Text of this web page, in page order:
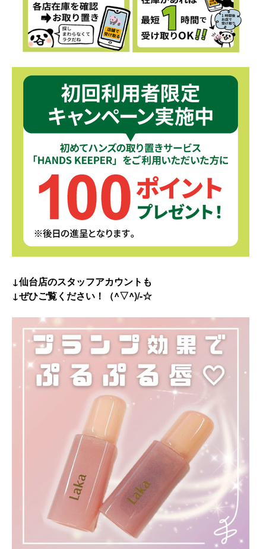
↓仙台店のスタッフアカウントも
↓ぜひご覧ください！（^▽^)/-☆